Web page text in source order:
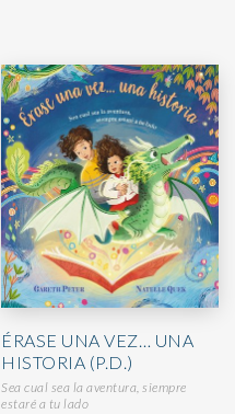
ÉRASE UNA VEZ… UNA
HISTORIA (P.D.)
Sea cual sea la aventura, siempre
estaré a tu lado